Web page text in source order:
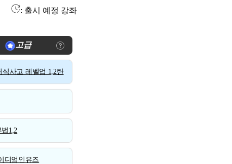
: 출시 예정 강좌
고급
식사고 레벨업 1,2탄
1,2
디엄인유즈